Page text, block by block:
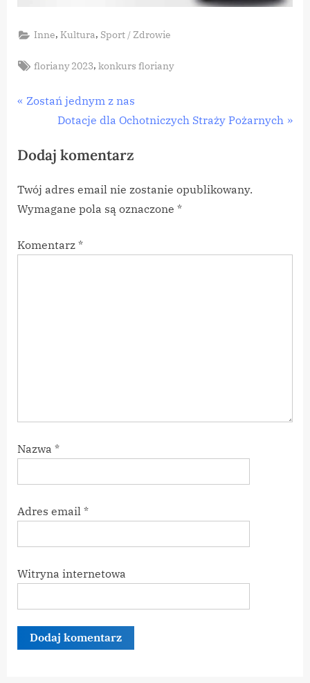
Inne,Kultura, Sport / Zdrowie
Tags:
floriany 2023,konkurs floriany
Nawigacja
P
v
o
u
P
Zostań jednym z nas
N
x
P
o
t
Dotacje dla Ochotniczych Straży Pożarnych
Dodaj komentarz
Twój adres email nie zostanie opublikowany.
Wymagane pola są oznaczone *
Komentarz *
Nazwa *
Adres email *
Witryna internetowa